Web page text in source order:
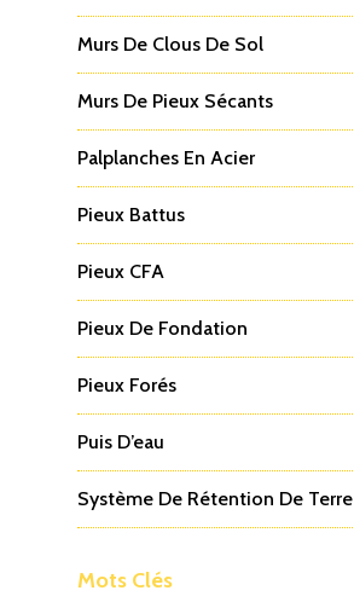
Murs De Clous De Sol
Murs De Pieux Sécants
Palplanches En Acier
Pieux Battus
Pieux CFA
Pieux De Fondation
Pieux Forés
Puis D’eau
Système De Rétention De Terre
Mots Clés